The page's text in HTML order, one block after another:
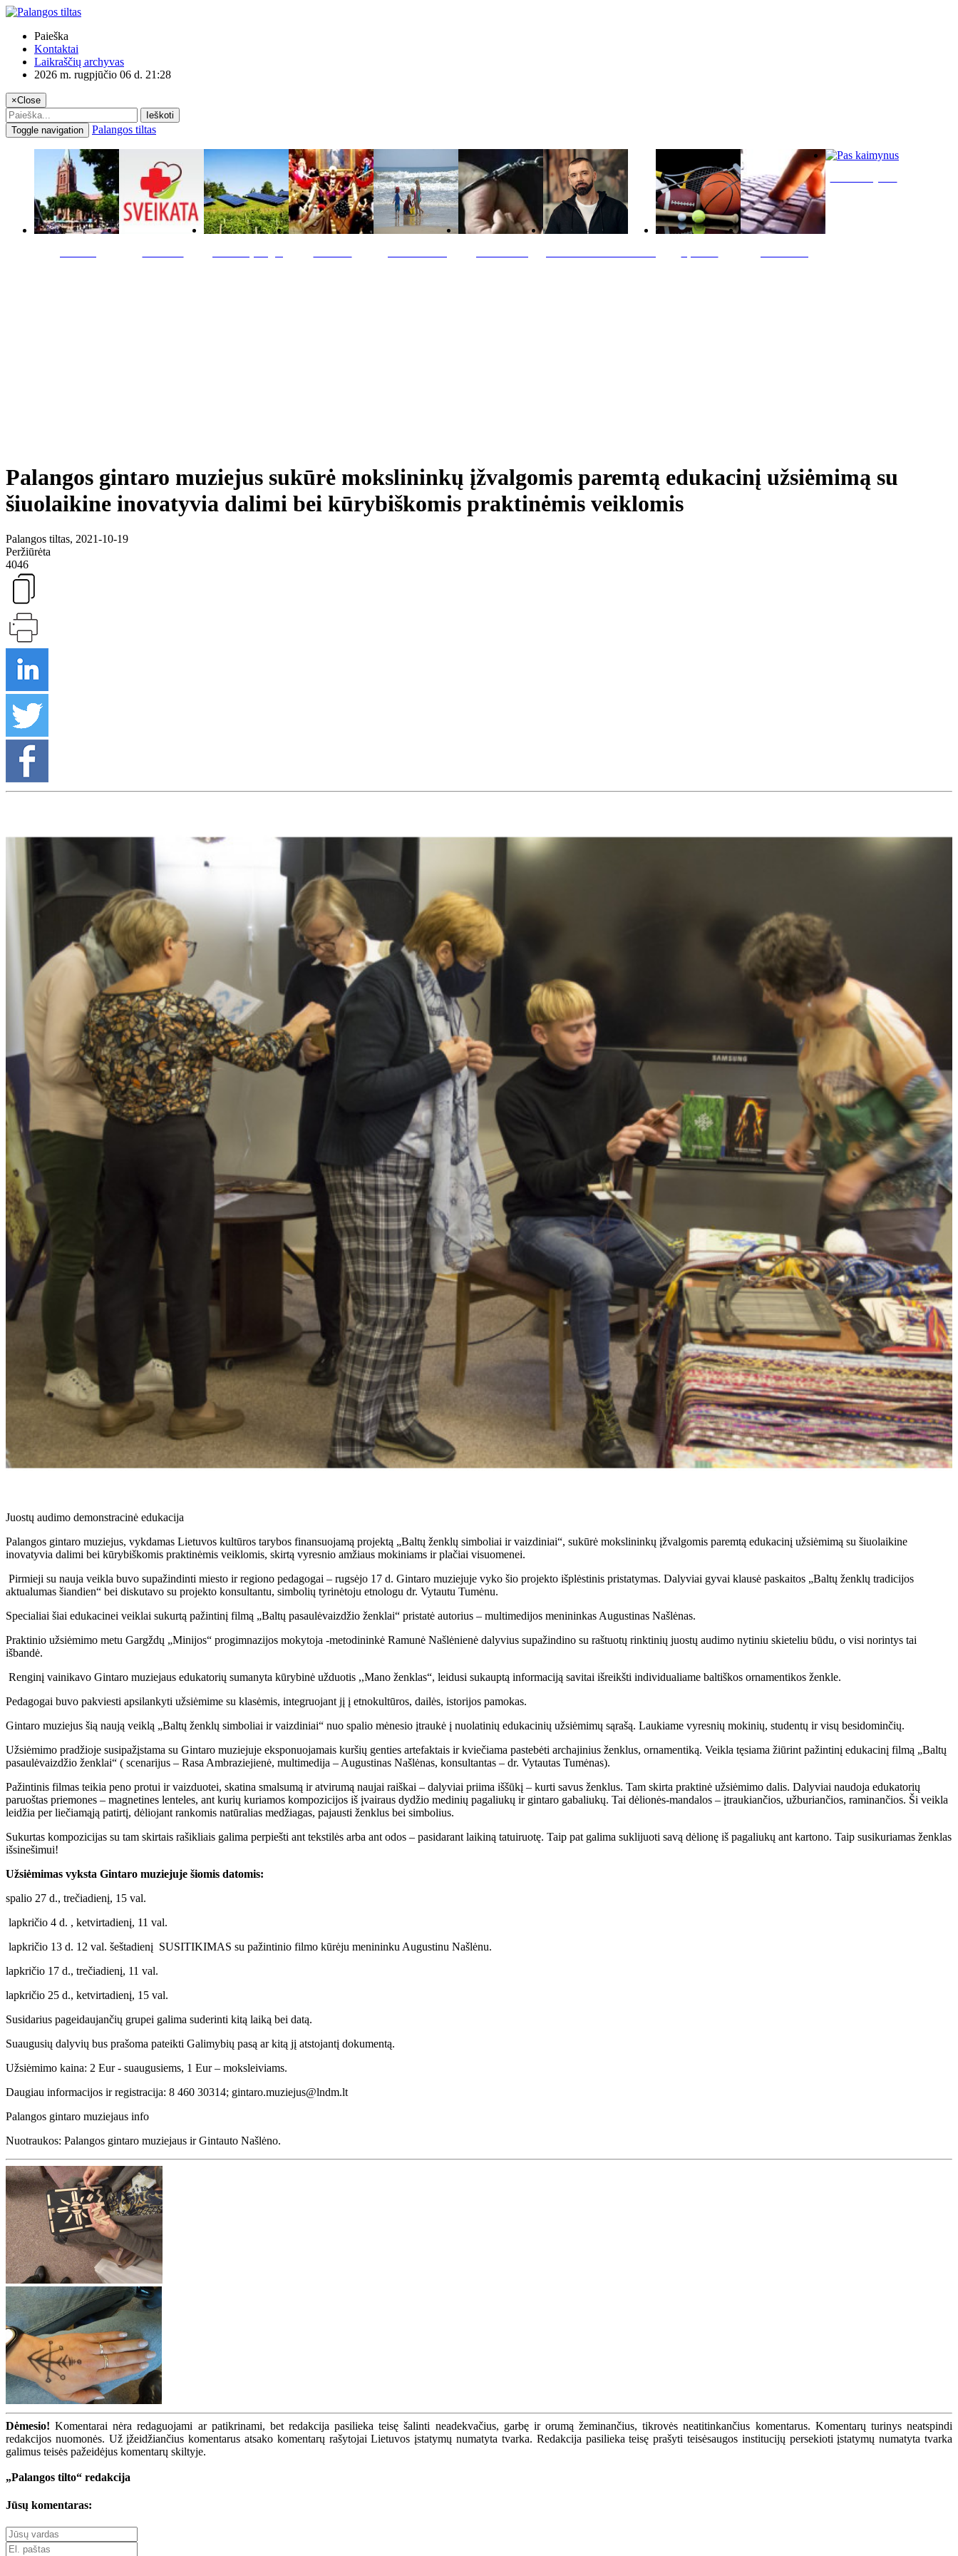
Paieška
Kontaktai
Laikraščių archyvas
2026 m. rugpjūčio 06 d. 21:28
×Close
Ieškoti
Toggle navigation
Palangos tiltas
Palangos gintaro muziejus sukūrė mokslininkų įžvalgomis paremtą edukacinį užsiėmimą su
šiuolaikine inovatyvia dalimi bei kūrybiškomis praktinėmis veiklomis
Palangos tiltas, 2021-10-19
Peržiūrėta
4046
Juostų audimo demonstracinė edukacija
Palangos gintaro muziejus, vykdamas Lietuvos kultūros tarybos finansuojamą projektą „Baltų ženklų simboliai ir vaizdiniai“, sukūrė mokslininkų įžvalgomis paremtą edukacinį užsiėmimą su šiuolaikine
inovatyvia dalimi bei kūrybiškomis praktinėmis veiklomis, skirtą vyresnio amžiaus mokiniams ir plačiai visuomenei.
Pirmieji su nauja veikla buvo supažindinti miesto ir regiono pedagogai – rugsėjo 17 d. Gintaro muziejuje vyko šio projekto išplėstinis pristatymas. Dalyviai gyvai klausė paskaitos „Baltų ženklų tradicijos
aktualumas šiandien“ bei diskutavo su projekto konsultantu, simbolių tyrinėtoju etnologu dr. Vytautu Tumėnu.
Specialiai šiai edukacinei veiklai sukurtą pažintinį filmą „Baltų pasaulėvaizdžio ženklai“ pristatė autorius – multimedijos menininkas Augustinas Našlėnas.
Praktinio užsiėmimo metu Gargždų „Minijos“ progimnazijos mokytoja -metodininkė Ramunė Našlėnienė dalyvius supažindino su raštuotų rinktinių juostų audimo nytiniu skieteliu būdu, o visi norintys tai
išbandė.
Renginį vainikavo Gintaro muziejaus edukatorių sumanyta kūrybinė užduotis ,,Mano ženklas“, leidusi sukauptą informaciją savitai išreikšti individualiame baltiškos ornamentikos ženkle.
Pedagogai buvo pakviesti apsilankyti užsiėmime su klasėmis, integruojant jį į etnokultūros, dailės, istorijos pamokas.
Gintaro muziejus šią naują veiklą „Baltų ženklų simboliai ir vaizdiniai“ nuo spalio mėnesio įtraukė į nuolatinių edukacinių užsiėmimų sąrašą. Laukiame vyresnių mokinių, studentų ir visų besidominčių.
Užsiėmimo pradžioje susipažįstama su Gintaro muziejuje eksponuojamais kuršių genties artefaktais ir kviečiama pastebėti archajinius ženklus, ornamentiką. Veikla tęsiama žiūrint pažintinį edukacinį filmą „Baltų
pasaulėvaizdžio ženklai“ ( scenarijus – Rasa Ambraziejienė, multimedija – Augustinas Našlėnas, konsultantas – dr. Vytautas Tumėnas).
Pažintinis filmas teikia peno protui ir vaizduotei, skatina smalsumą ir atvirumą naujai raiškai – dalyviai priima iššūkį – kurti savus ženklus. Tam skirta praktinė užsiėmimo dalis. Dalyviai naudoja edukatorių
paruoštas priemones – magnetines lenteles, ant kurių kuriamos kompozicijos iš įvairaus dydžio medinių pagaliukų ir gintaro gabaliukų. Tai dėlionės-mandalos – įtraukiančios, užburiančios, raminančios. Ši veikla
leidžia per liečiamąją patirtį, dėliojant rankomis natūralias medžiagas, pajausti ženklus bei simbolius.
Sukurtas kompozicijas su tam skirtais rašikliais galima perpiešti ant tekstilės arba ant odos – pasidarant laikiną tatuiruotę. Taip pat galima suklijuoti savą dėlionę iš pagaliukų ant kartono. Taip susikuriamas ženklas
išsinešimui!
Užsiėmimas vyksta Gintaro muziejuje šiomis datomis:
spalio 27 d., trečiadienį, 15 val.
lapkričio 4 d. , ketvirtadienį, 11 val.
lapkričio 13 d. 12 val. šeštadienį SUSITIKIMAS su pažintinio filmo kūrėju menininku Augustinu Našlėnu.
lapkričio 17 d., trečiadienį, 11 val.
lapkričio 25 d., ketvirtadienį, 15 val.
Susidarius pageidaujančių grupei galima suderinti kitą laiką bei datą.
Suaugusių dalyvių bus prašoma pateikti Galimybių pasą ar kitą jį atstojantį dokumentą.
Užsiėmimo kaina: 2 Eur - suaugusiems, 1 Eur – moksleiviams.
Daugiau informacijos ir registracija: 8 460 30314; gintaro.muziejus@lndm.lt
Palangos gintaro muziejaus info
Nuotraukos: Palangos gintaro muziejaus ir Gintauto Našlėno.
Dėmesio! Komentarai nėra redaguojami ar patikrinami, bet redakcija pasilieka teisę šalinti neadekvačius, garbę ir orumą žeminančius, tikrovės neatitinkančius komentarus. Komentarų turinys neatspindi
redakcijos nuomonės. Už įžeidžiančius komentarus atsako komentarų rašytojai Lietuvos įstatymų numatyta tvarka. Redakcija pasilieka teisę prašyti teisėsaugos institucijų persekioti įstatymų numatyta tvarka
galimus teisės pažeidėjus komentarų skiltyje.
„Palangos tilto“ redakcija
Jūsų komentaras: